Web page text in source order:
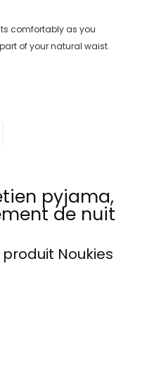
comfortably as you
of your natural waist.
pyjama,
de nuit
Noukies